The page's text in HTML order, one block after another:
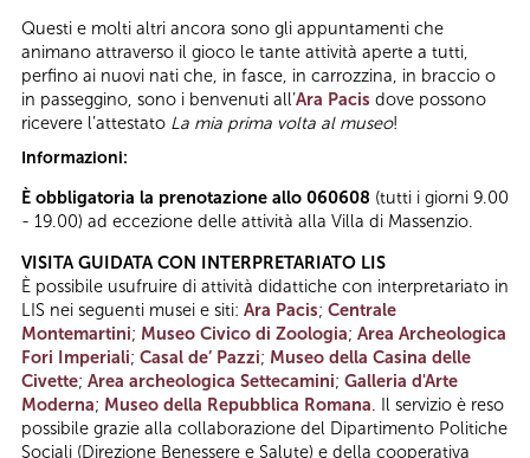
Questi e molti altri ancora sono gli appuntamenti che
animano attraverso il gioco le tante attività aperte a tutti,
perfino ai nuovi nati che, in fasce, in carrozzina, in braccio o
in passeggino, sono i benvenuti all’Ara Pacis dove possono
ricevere l’attestato La mia prima volta al museo!
Informazioni:
È obbligatoria la prenotazione allo 060608 (tutti i giorni 9.00
- 19.00) ad eccezione delle attività alla Villa di Massenzio.
VISITA GUIDATA CON INTERPRETARIATO LIS
È possibile usufruire di attività didattiche con interpretariato in
LIS nei seguenti musei e siti: Ara Pacis; Centrale
Montemartini; Museo Civico di Zoologia; Area Archeologica
Fori Imperiali; Casal de’ Pazzi; Museo della Casina delle
Civette; Area archeologica Settecamini; Galleria d'Arte
Moderna; Museo della Repubblica Romana. Il servizio è reso
possibile grazie alla collaborazione del Dipartimento Politiche
Sociali (Direzione Benessere e Salute) e della cooperativa